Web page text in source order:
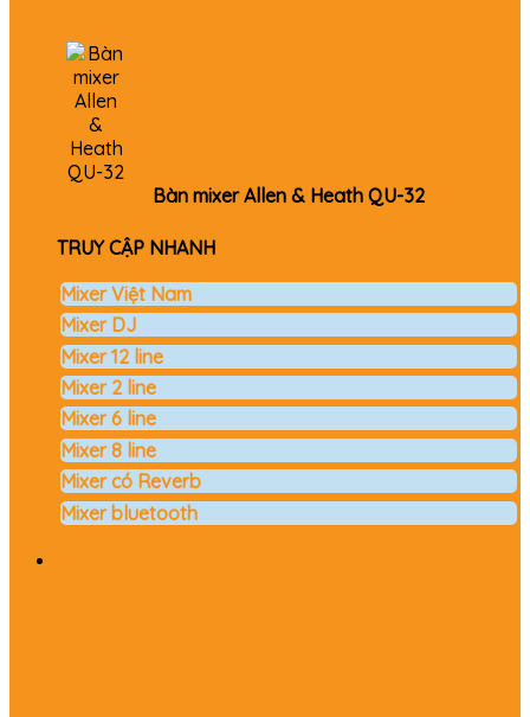
Bàn mixer Allen & Heath QU-32
TRUY CẬP NHANH
Mixer Việt Nam
Mixer DJ
Mixer 12 line
Mixer 2 line
Mixer 6 line
Mixer 8 line
Mixer có Reverb
Mixer bluetooth